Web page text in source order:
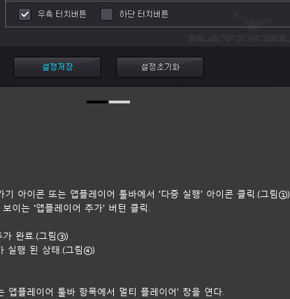
아이콘 또는 앱플레이어 툴바에서 '다중 실행' 아이콘 클릭.(그림①)
이는 '앱플레이어 추가' 버턴 클릭.
가 완료.(그림③)
실행 된 상태.(그림④)
앱플레이어 툴바 항목에서 멀티 플레이어' 창을 연다.